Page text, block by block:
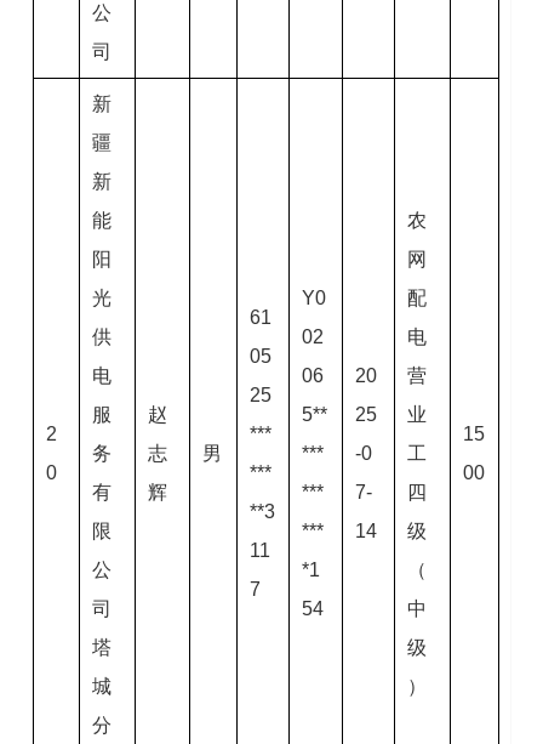
公
司
2
0
新
疆
新
能
阳
光
供
电
服
务
有
限
公
司
塔
城
分
赵
志
辉
男
61
05
25
***
***
**3
11
7
Y0
02
06
5**
***
***
***
*1
54
20
25
-0
7-
14
农
网
配
电
营
业
工
四
级
（
中
级
）
15
00